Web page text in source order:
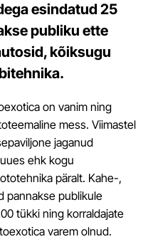
esindatud 25
publiku ette
kõiksugu
on vanim ning
mess. Viimastel
jaganud
ehk kogu
päralt. Kahe-,
pannakse publikule
tükki ning korraldajate
varem olnud.